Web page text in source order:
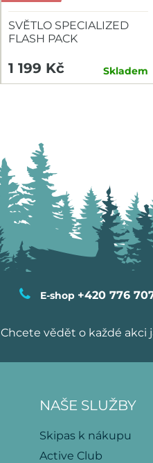
SVĚTLO SPECIALIZED
FLASH PACK
1 199 Kč Skladem
E-shop +420 776
Chcete vědět o každé akci
NAŠE SLUŽBY
Skipas k nákupu
Active Club